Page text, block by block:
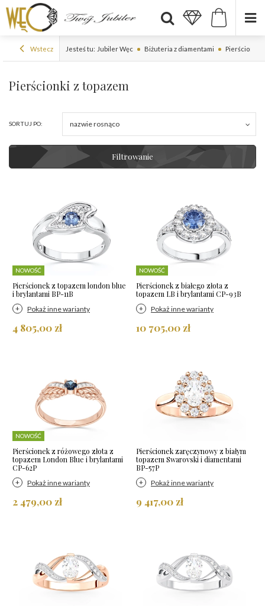
Wstecz Jesteś tu: Jubiler Węc Biżuteria z diamentami Pierścionki
Pierścionki z topazem
SORTUJ PO: nazwie rosnąco
Filtrowanie
NOWOŚĆ
Pierścionek z topazem london blue
i brylantami BP-11B
Pokaż inne warianty
4 805,00 zł
NOWOŚĆ
Pierścionek z białego złota z
topazem LB i brylantami CP-93B
Pokaż inne warianty
10 705,00 zł
NOWOŚĆ
Pierścionek z różowego złota z
topazem London Blue i brylantami
CP-62P
Pokaż inne warianty
2 479,00 zł
Pierścionek zaręczynowy z białym
topazem Swarovski i diamentami
BP-57P
Pokaż inne warianty
9 417,00 zł